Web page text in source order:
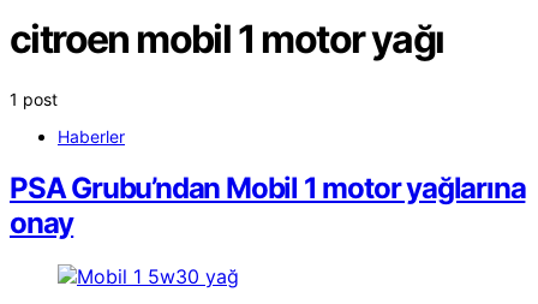
citroen mobil 1 motor yağı
1 post
Haberler
PSA Grubu’ndan Mobil 1 motor yağlarına
onay